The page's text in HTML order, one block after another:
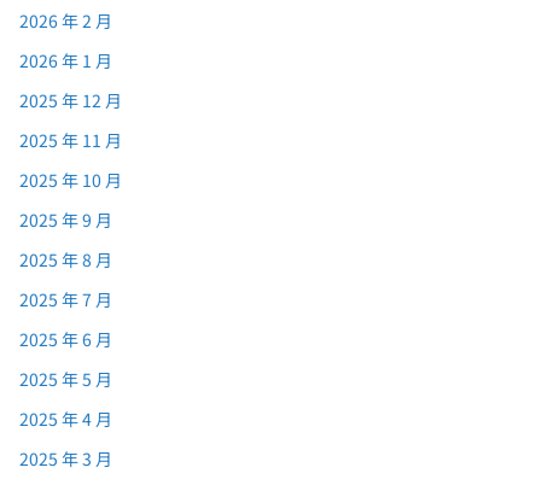
2026 年 2 月
2026 年 1 月
2025 年 12 月
2025 年 11 月
2025 年 10 月
2025 年 9 月
2025 年 8 月
2025 年 7 月
2025 年 6 月
2025 年 5 月
2025 年 4 月
2025 年 3 月